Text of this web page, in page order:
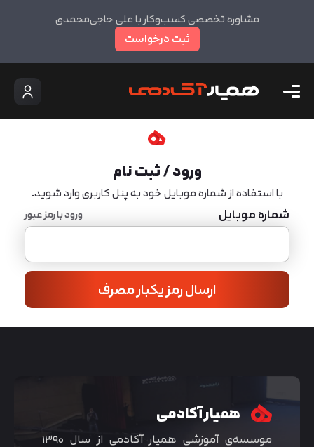
مشاوره تخصصی کسب‌وکار با علی حاجی‌محمدی
ثبت درخواست
ورود / ثبت نام
با استفاده از شماره موبایل خود به پنل کاربری وارد شوید.
شماره موبایل ورود با رمز عبور
ارسال رمز یکبار مصرف
همیار آکادمی
موسسه‌ی آموزشی همیار آکادمی از سال ۱۳۹۰